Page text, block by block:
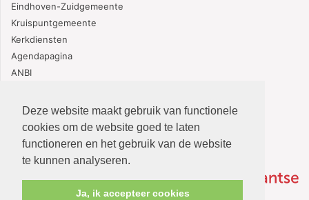
Deze website maakt gebruik van functionele
cookies om de website goed te laten
functioneren en het gebruik van de website
te kunnen analyseren.
Ja, ik accepteer cookies
Eindhoven-Zuidgemeente
Kruispuntgemeente
Kerkdiensten
Agendapagina
ANBI